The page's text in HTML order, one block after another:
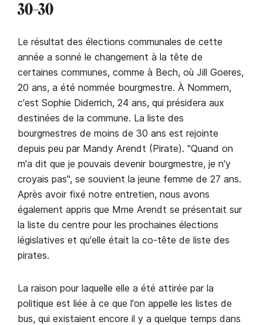
30–30
Le résultat des élections communales de cette
année a sonné le changement à la tête de
certaines communes, comme à Bech, où Jill Goeres,
20 ans, a été nommée bourgmestre. À Nommern,
c'est Sophie Diderrich, 24 ans, qui présidera aux
destinées de la commune. La liste des
bourgmestres de moins de 30 ans est rejointe
depuis peu par Mandy Arendt (Pirate). "Quand on
m'a dit que je pouvais devenir bourgmestre, je n'y
croyais pas", se souvient la jeune femme de 27 ans.
Après avoir fixé notre entretien, nous avons
également appris que Mme Arendt se présentait sur
la liste du centre pour les prochaines élections
législatives et qu'elle était la co-tête de liste des
pirates.
La raison pour laquelle elle a été attirée par la
politique est liée à ce que l'on appelle les listes de
bus, qui existaient encore il y a quelque temps dans